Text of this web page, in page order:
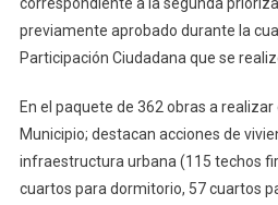
previamente aprobado durante la
Participación Ciudadana que se
En el paquete de 362 obras a
Municipio; destacan acciones de
infraestructura urbana (115 techos
cuartos para dormitorio, 57 cuartos